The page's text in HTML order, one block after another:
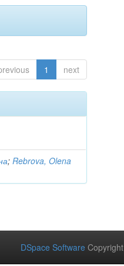
1 next
;Rebrova, Olena
DSpace Software